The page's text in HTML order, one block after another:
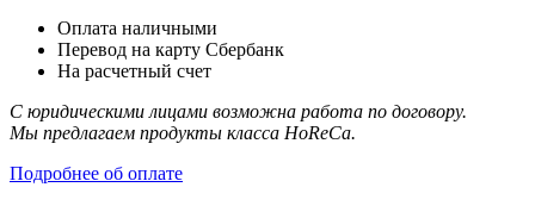
Оплата наличными
Перевод на карту Сбербанк
На расчетный счет
С юридическими лицами возможна работа по договору.
Мы предлагаем продукты класса HoReCa.
Подробнее об оплате